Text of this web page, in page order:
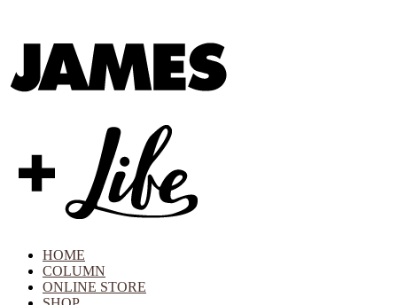
HOME
COLUMN
ONLINE STORE